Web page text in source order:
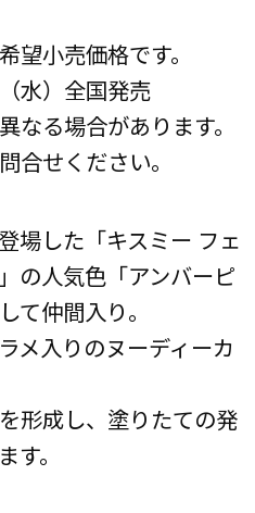
望小売価格です。
水）全国発売
なる場合があります。
合せください。
場した「キスミー フェ
の人気色「アンバーピ
て仲間入り。
メ入りのヌーディーカ
形成し、塗りたての発
。